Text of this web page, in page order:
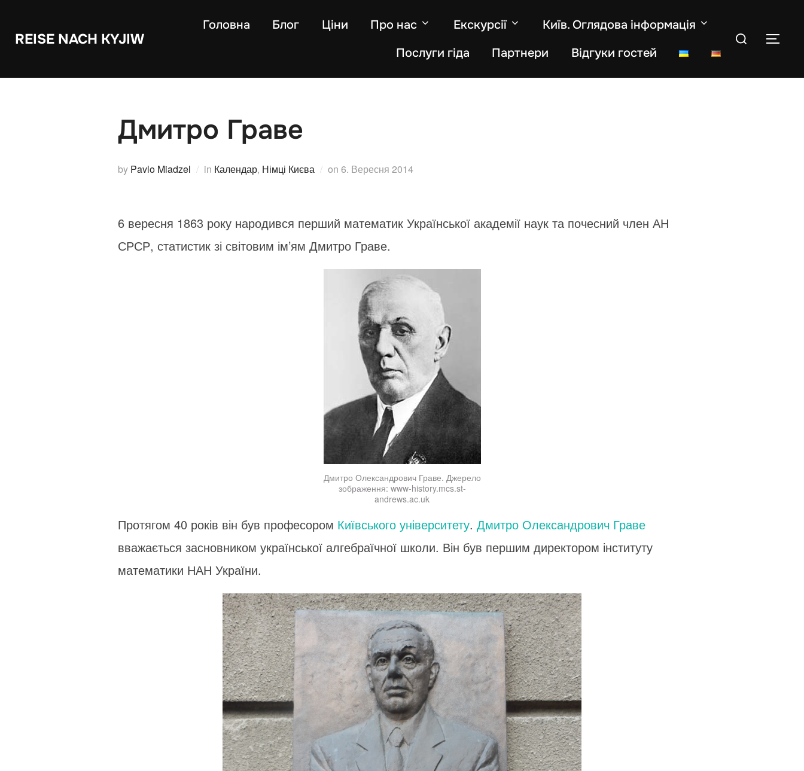
REISE NACH KYJIW
Головна Блог Ціни Про нас Екскурсії
Київ. Оглядова інформація
Послуги гіда
Партнери Відгуки гостей
Search
Дмитро Граве
by Pavlo Miadzel in Календар, Німці Києва on Posted
6. Вересня 2014
6 вересня 1863 року народився перший математик Української академії наук та почесний член АН
СРСР, статистик зі світовим ім’ям Дмитро Граве.
Дмитро Олександрович Граве. Джерело
зображення: www-history.mcs.st-
andrews.ac.uk
Протягом 40 років він був професором Київського університету. Дмитро Олександрович Граве
вважається засновником української алгебраїчної школи. Він був першим директором інституту
математики НАН України.